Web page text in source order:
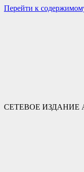
Перейти к
СЕТЕВОЕ ИЗДАНИЕ